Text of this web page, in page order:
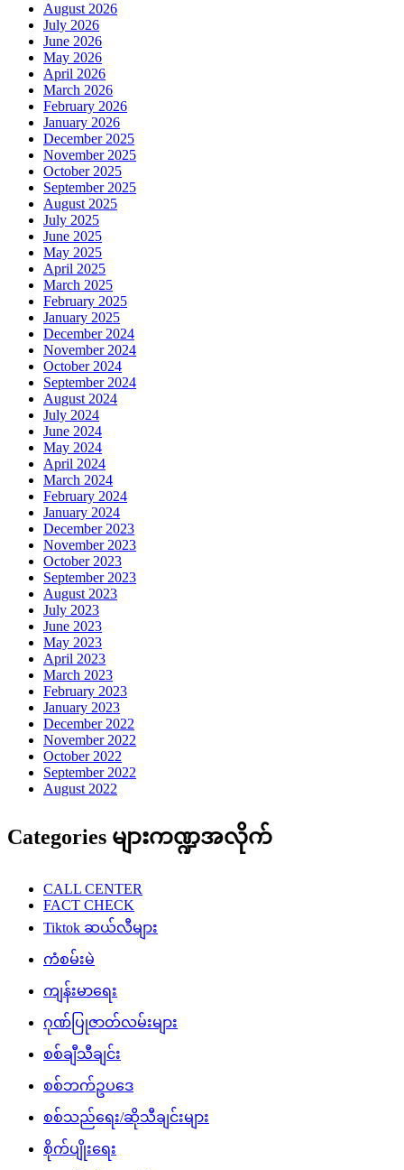
August 2026
July 2026
June 2026
May 2026
April 2026
March 2026
February 2026
January 2026
December 2025
November 2025
October 2025
September 2025
August 2025
July 2025
June 2025
May 2025
April 2025
March 2025
February 2025
January 2025
December 2024
November 2024
October 2024
September 2024
August 2024
July 2024
June 2024
May 2024
April 2024
March 2024
February 2024
January 2024
December 2023
November 2023
October 2023
September 2023
August 2023
July 2023
June 2023
May 2023
April 2023
March 2023
February 2023
January 2023
December 2022
November 2022
October 2022
September 2022
August 2022
Categories များကဏ္ဍအလိုက်
CALL CENTER
FACT CHECK
Tiktok ဆယ်လီများ
ကံစမ်းမဲ
ကျန်းမာရေး
ဂုဏ်ပြုဇာတ်လမ်းများ
စစ်ချီသီချင်း
စစ်ဘက်ဥပဒေ
စစ်သည်ရေး/ဆိုသီချင်းများ
စိုက်ပျိုးရေး